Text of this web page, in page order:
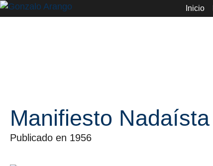
Inicio
Manifiesto Nadaísta
Publicado en 1956